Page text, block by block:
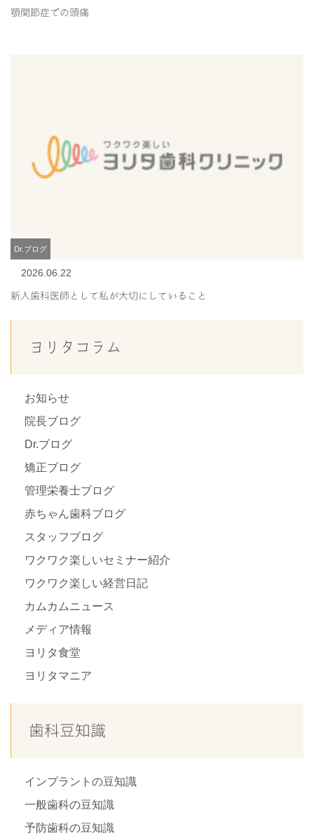
顎関節症での頭痛
Dr.ブログ
2026.06.22
新人歯科医師として私が大切にしていること
ヨリタコラム
お知らせ
院長ブログ
Dr.ブログ
矯正ブログ
管理栄養士ブログ
赤ちゃん歯科ブログ
スタッフブログ
ワクワク楽しいセミナー紹介
ワクワク楽しい経営日記
カムカムニュース
メディア情報
ヨリタ食堂
ヨリタマニア
歯科豆知識
インプラントの豆知識
一般歯科の豆知識
予防歯科の豆知識